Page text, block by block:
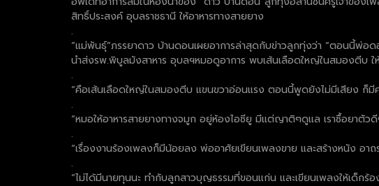
สิทธิ์ประสงค์ อุบลราชธานี ให้อาหารทางสายยาง
.
”แม่พันธุ์”ภรรยาดาว บ้านดอนเผยอาการล่าสุดกับข่าวลูกทุ่งว่า “ตอนนี้
นำส่งรพ.พิบูลมังสาหาร อุบลฯหมอดูอาการ พบเส้นเลือดใหญ่ในสมองตีบ
.
“คือเส้นเลือดใหญ่ในสมองตีบ แขนขวาอ่อนแรง ตอนนี้พูดยังไม่มีเสียง ก็
.
“หมอให้อาหารสายยางทางจมูก อยู่ห้องไอซียู มีแต่ญาติๆดูแล เราซื้อยาตั
.
“เรื่องงานร้องเพลงก็มีน้อยลง พ่ออาศัยเขียนเพลงขาย และสร้างหนัง อา
.
“ไม่ได้มีนายทุนนะ ทำกับลูกสาวบุญธรรมที่ขอนแก่น และเขียนเพลงให้เด็ก